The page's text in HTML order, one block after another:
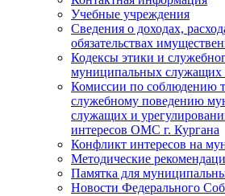
Учебные учреждения
Сведения о доходах,
обязательствах
Кодексы этики и
муниципальных служащих
Комиссии по соблюдению
служебному поведению
служащих и
интересов ОМС г. Кургана
Конфликт интересов на
Методические
Памятка для
Новости Федерального